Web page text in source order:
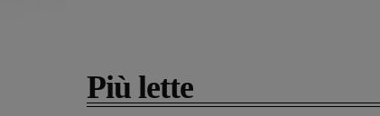
Più lette